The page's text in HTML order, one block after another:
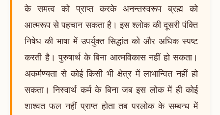
के समत्व को प्राप्त करके अनन्तस्वरूप ब्रह्म को
आत्मरूप से पहचान सकता है। इस श्लोक की दूसरी पंक्ति
निषेध की भाषा में उपर्युक्त सिद्धांत को और अधिक स्पष्ट
करती है। पुरुषार्थ के बिना आत्मविकास नहीं हो सकता।
अकर्मण्यता से कोई किसी भी क्षेत्र में लाभान्वित नहीं हो
सकता। निस्वार्थ कर्म के बिना जब इस लोक में ही कोई
शाश्वत फल नहीं प्राप्त होता तब परलोक के सम्बन्ध में